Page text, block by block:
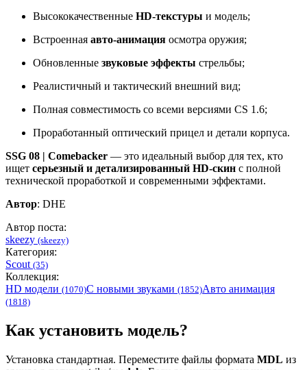
Высококачественные HD-текстуры и модель;
Встроенная авто-анимация осмотра оружия;
Обновленные звуковые эффекты стрельбы;
Реалистичный и тактический внешний вид;
Полная совместимость со всеми версиями CS 1.6;
Проработанный оптический прицел и детали корпуса.
SSG 08 | Comebacker — это идеальный выбор для тех, кто
ищет серьезный и детализированный HD-скин с полной
технической проработкой и современными эффектами.
Автор: DHE
Автор поста:
skeezy (skeezy)
Категория:
Scout (35)
Коллекция:
HD модели (1070)С новыми звуками (1852)Авто анимация
(1818)
Как установить модель?
Установка стандартная. Переместите файлы формата MDL из